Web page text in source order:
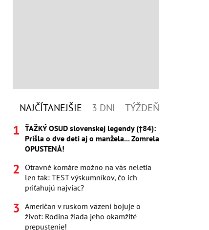
NAJČÍTANEJŠIE 3 DNI TÝŽDEŇ
ŤAŽKÝ OSUD slovenskej legendy (†84):
Prišla o dve deti aj o manžela... Zomrela
OPUSTENÁ!
Otravné komáre možno na vás neletia
len tak: TEST výskumníkov, čo ich
priťahujú najviac?
Američan v ruskom väzení bojuje o
život: Rodina žiada jeho okamžité
prepustenie!